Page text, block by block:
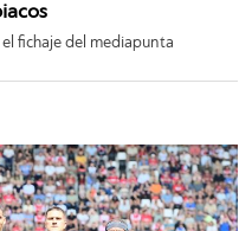
fichaje del mediapunta